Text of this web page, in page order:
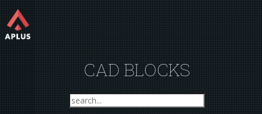
CAD BLOCKS